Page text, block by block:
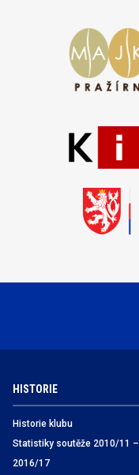
HISTORIE
Historie klubu
Statistiky soutěže 2010/11 –
2016/17